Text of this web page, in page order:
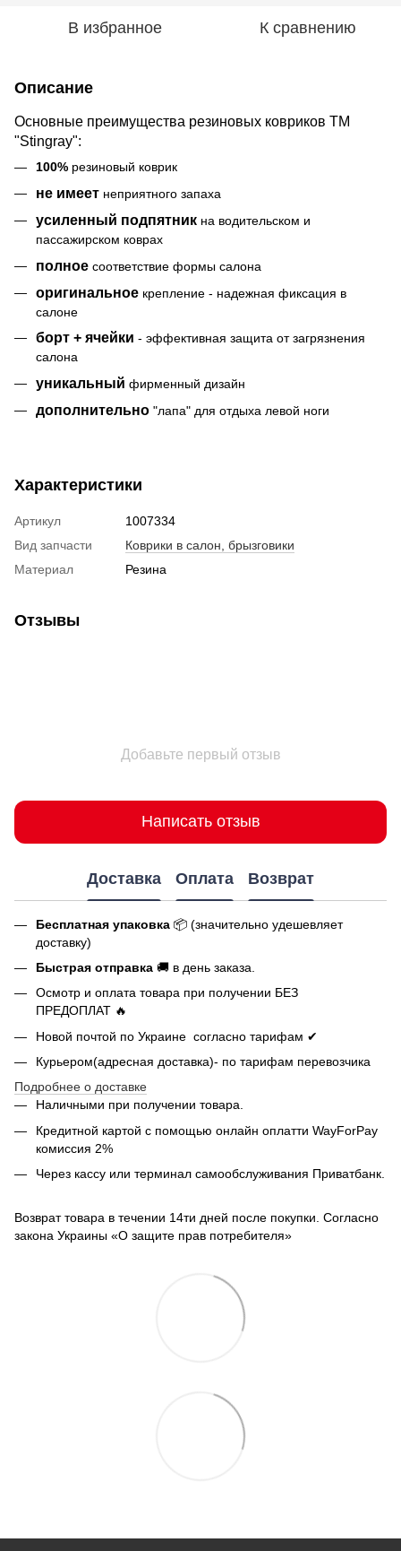
В избранное К сравнению
Описание
Основные преимущества резиновых ковриков ТМ
"Stingray":
100% резиновый коврик
не имеет неприятного запаха
усиленный подпятник на водительском и
пассажирском коврах
полное соответствие формы салона
оригинальное крепление - надежная фиксация в
салоне
борт + ячейки - эффективная защита от загрязнения
салона
уникальный фирменный дизайн
дополнительно "лапа" для отдыха левой ноги
Характеристики
Артикул
1007334
Вид запчасти
Коврики в салон, брызговики
Материал
Резина
Отзывы
Добавьте первый отзыв
Написать отзыв
Доставка Оплата Возврат
Бесплатная упаковка 📦 (значительно удешевляет
доставку)
Быстрая отправка 🚚 в день заказа.
Осмотр и оплата товара при получении БЕЗ
ПРЕДОПЛАТ 🔥
Новой почтой по Украине согласно тарифам ✔
Курьером(адресная доставка)- по тарифам перевозчика
Подробнее о доставке
Наличными при получении товара.
Кредитной картой с помощью онлайн оплатти WayForPay
комиссия 2%
Через кассу или терминал самообслуживания Приватбанк.
Возврат товара в течении 14ти дней после покупки. Согласно
закона Украины «О защите прав потребителя»